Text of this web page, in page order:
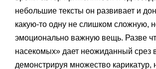
небольшие тексты он развивает и
какую-то одну не слишком сложную,
эмоционально важную вещь. Разве
насекомых» дает неожиданный срез
демонстрируя множество карикатур,